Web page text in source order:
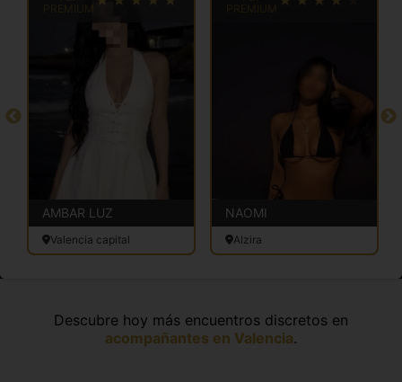
AMBAR LUZ
Valencia capital
NAOMI
Alzira
Descubre hoy más encuentros discretos en
acompañantes en Valencia.